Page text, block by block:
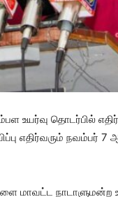
உயர்வு தொடர்பில்
எதிர்வரும் நவம்பர்
மாவட்ட